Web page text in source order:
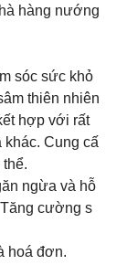
hàng nướng
sóc sức khỏ
thiên nhiên
hợp với rất
Cung cấ
ngừa và hỗ
cường s
hoá đơn.